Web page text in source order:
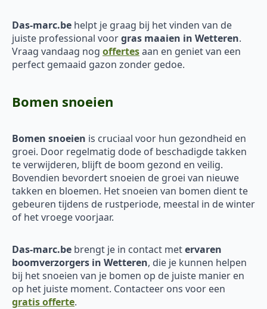
Das-marc.be helpt je graag bij het vinden van de
juiste professional voorgras maaien in Wetteren.
Vraag vandaag nog offertesaan en geniet van een
perfect gemaaid gazon zonder gedoe.
Bomen snoeien
Bomen snoeien is cruciaal voor hun gezondheid en
groei. Door regelmatig dode of beschadigde takken
te verwijderen, blijft de boom gezond en veilig.
Bovendien bevordert snoeien de groei van nieuwe
takken en bloemen. Het snoeien van bomen dient te
gebeuren tijdens de rustperiode, meestal in de winter
of het vroege voorjaar.
Das-marc.be brengt je in contact metervaren
boomverzorgers in Wetteren, die je kunnen helpen
bij het snoeien van je bomen op de juiste manier en
op het juiste moment. Contacteer ons voor een
gratis offerte.